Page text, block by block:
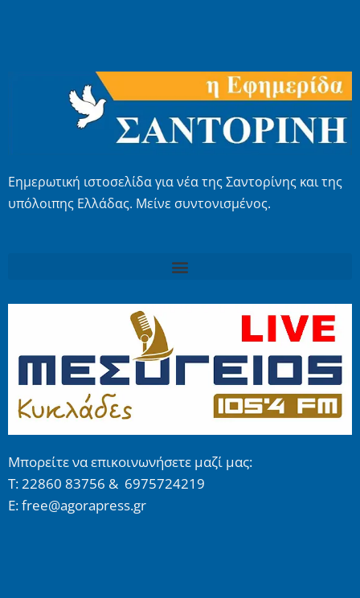
Εημερωτική ιστοσελίδα για νέα της Σαντορίνης και της
υπόλοιπης Ελλάδας. Μείνε συντονισμένος.
Μπορείτε να επικοινωνήσετε μαζί μας:
Τ: 22860 83756 & 6975724219
E: free@agorapress.gr